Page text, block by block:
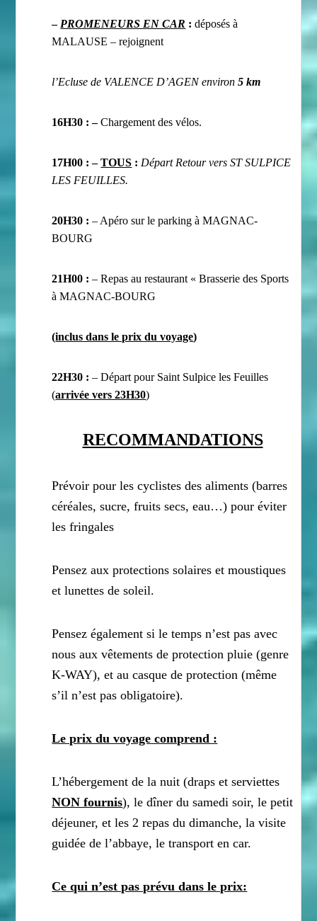
– PROMENEURS EN CAR :déposés à
MALAUSE – rejoignent
l’Ecluse de VALENCE D’AGEN environ5 km
16H30 : –Chargement des vélos.
17H00 :–TOUS : Départ Retour vers ST SULPICE
LES FEUILLES.
20H30 :– Apéro sur le parking à MAGNAC-
BOURG
21H00 :– Repasau restaurant « Brasserie des Sports
à MAGNAC-BOURG
(inclus dans le prix du voyage)
22H30 : – Départ pour Saint Sulpice les Feuilles
(arrivée vers 23H30)
RECOMMANDATIONS
Prévoir pour les cyclistes des aliments (barres
céréales, sucre, fruits secs, eau…) pour éviter
les fringales
Pensez aux protections solaires et moustiques
et lunettes de soleil.
Pensez également si le temps n’est pas avec
nous aux vêtements de protection pluie (genre
K-WAY), et au casque de protection (même
s’il n’est pas obligatoire).
Le prix du voyage comprend :
L’hébergement de la nuit (draps et serviettes
NON fournis), le dîner du samedi soir, le petit
déjeuner, et les 2 repas du dimanche, la visite
guidée de l’abbaye, le transport en car.
Ce qui n’est pas prévu dans le prix: